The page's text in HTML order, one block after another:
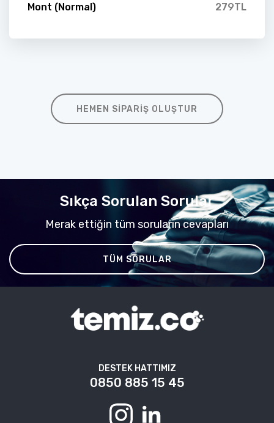
Mont (Normal) 279TL
HEMEN SIPARIŞ OLUŞTUR
Sıkça Sorulan Sorular
Merak ettiğin tüm soruların cevapları
TÜM SORULAR
DESTEK HATTIMIZ
0850 885 15 45